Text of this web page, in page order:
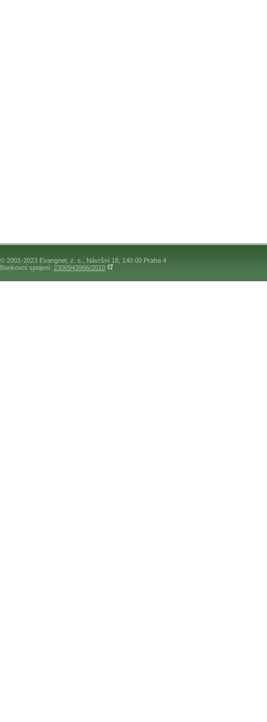
© 2001-2023 Evangnet, z. s., Návršní 18, 140 00 Praha 4
Bankovní spojení: 2300943966/2010